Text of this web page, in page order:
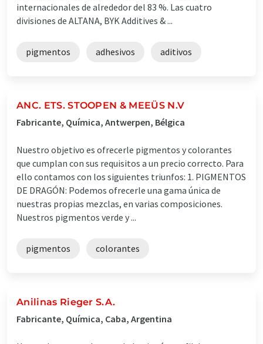
internacionales de alrededor del 83 %. Las cuatro
divisiones de ALTANA, BYK Additives & ...
pigmentos adhesivos aditivos
ANC. ETS. STOOPEN & MEEÜS N.V
Fabricante, Química, Antwerpen, Bélgica
Nuestro objetivo es ofrecerle pigmentos y colorantes
que cumplan con sus requisitos a un precio correcto. Para
ello contamos con los siguientes triunfos: 1. PIGMENTOS
DE DRAGÓN: Podemos ofrecerle una gama única de
nuestras propias mezclas, en varias composiciones.
Nuestros pigmentos verde y ...
pigmentos colorantes
Anilinas Rieger S.A.
Fabricante, Química, Caba, Argentina